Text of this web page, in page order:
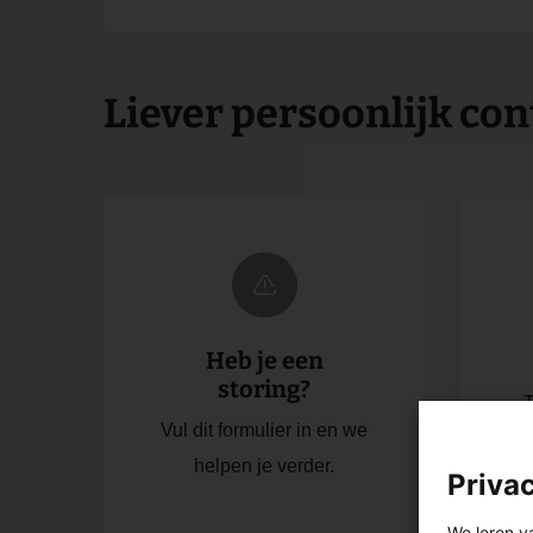
Liever persoonlijk
Heb je een
storing?
Vul dit formulier in en we
helpen je verder.